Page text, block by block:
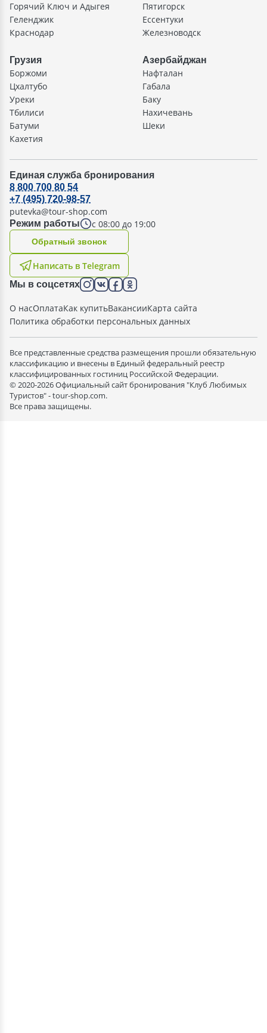
Горячий Ключ и Адыгея
Геленджик
Краснодар
Пятигорск
Ессентуки
Железноводск
Грузия
Боржоми
Цхалтубо
Уреки
Тбилиси
Батуми
Кахетия
Азербайджан
Нафталан
Габала
Баку
Нахичевань
Шеки
Единая служба бронирования
Режим работы с 08:00 до 19:00
8 800 700 80 54
+7 (495) 720-98-57
putevka@tour-shop.com
Написать в Telegram
Oбратный звонок
Мы в соцсетях
О насОплатаКак купитьВакансииКарта сайта
Политика обработки персональных данных
Все представленные средства размещения прошли обязательную
классификацию и внесены в Единый федеральный реестр
классифицированных гостиниц Российской Федерации.
© 2020-2026 Официальный сайт бронирования "Клуб Любимых
Туристов" - tour-shop.com.
Все права защищены.